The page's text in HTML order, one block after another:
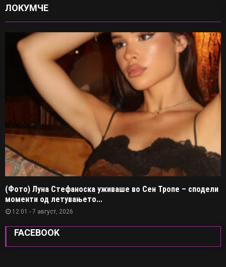
ЛОКУМЧЕ
(Фото) Луна Стефаноска уживаше во Сен Тропе – сподели
моменти од летувањето...
12:01 - 7 август, 2026
FACEBOOK